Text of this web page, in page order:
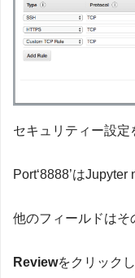
セキュリティー設定
Port‘8888’は
他のフィールドはそ
Reviewをクリックし